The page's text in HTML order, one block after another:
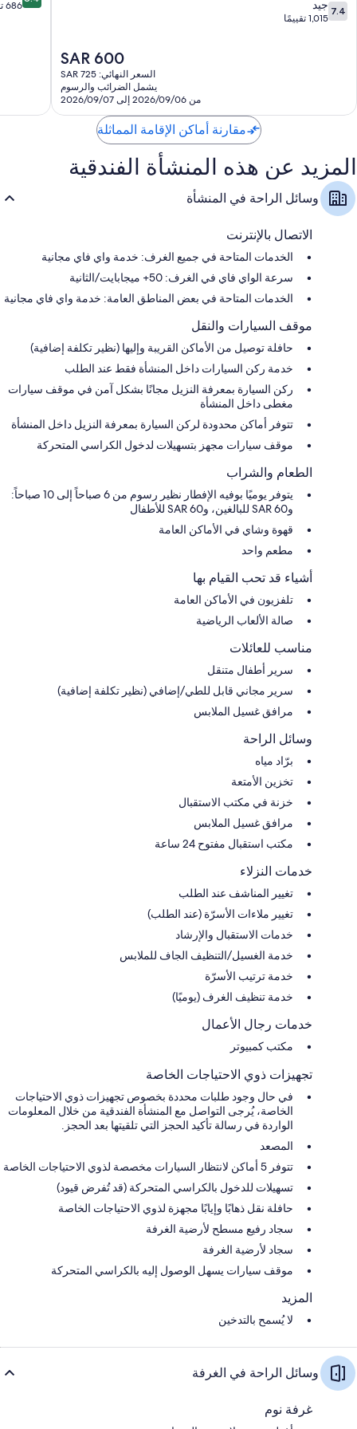
يوميًا
المدينة
المنورة
7.4
من
7.4 جيد
1,015 تقييمًا
السعر
الحالي
هو
SAR
600
SAR 600
السعر النهائي: SAR 725
يشمل الضرائب والرسوم
من 2026/09/06 إلى 2026/09/07
المنورة
من 686 تقييمًا
مقارنة أماكن الإقامة المماثلة
المزيد عن هذه المنشأة الفندقية
وسائل الراحة في المنشأة
الاتصال بالإنترنت
الخدمات المتاحة في جميع الغرف: خدمة واي فاي مجانية
سرعة الواي فاي في الغرف: 50+ ميجابايت/الثانية
الخدمات المتاحة في بعض المناطق العامة: خدمة واي فاي مجانية
موقف السيارات والنقل
حافلة توصيل من الأماكن القريبة وإليها (نظير تكلفة إضافية)
خدمة ركن السيارات داخل المنشأة فقط عند الطلب
ركن السيارة بمعرفة النزيل مجانًا بشكل آمن في موقف سيارات
مغطى داخل المنشأة
تتوفر أماكن محدودة لركن السيارة بمعرفة النزيل داخل المنشأة
موقف سيارات مجهز بتسهيلات لدخول الكراسي المتحركة
الطعام والشراب
يتوفر يوميًا بوفيه الإفطار نظير رسوم من 6 صباحاً إلى 10 صباحاً:
و60 SAR للبالغين، و60 SAR للأطفال
قهوة وشاي في الأماكن العامة
مطعم واحد
أشياء قد تحب القيام بها
تلفزيون في الأماكن العامة
صالة الألعاب الرياضية
مناسب للعائلات
سرير أطفال متنقل
سرير مجاني قابل للطي/إضافي (نظير تكلفة إضافية)
مرافق غسيل الملابس
وسائل الراحة
برّاد مياه
تخزين الأمتعة
خزنة في مكتب الاستقبال
مرافق غسيل الملابس
مكتب استقبال مفتوح 24 ساعة
خدمات النزلاء
تغيير المناشف عند الطلب
تغيير ملاءات الأسرّة (عند الطلب)
خدمات الاستقبال والإرشاد
خدمة الغسيل/التنظيف الجاف للملابس
خدمة ترتيب الأسرّة
خدمة تنظيف الغرف (يوميًا)
خدمات رجال الأعمال
مكتب كمبيوتر
تجهيزات ذوي الاحتياجات الخاصة
في حال وجود طلبات محددة بخصوص تجهيزات ذوي الاحتياجات
الخاصة، يُرجى التواصل مع المنشأة الفندقية من خلال المعلومات
الواردة في رسالة تأكيد الحجز التي تلقيتها بعد الحجز.
المصعد
تتوفر 5 أماكن لانتظار السيارات مخصصة لذوي الاحتياجات الخاصة
تسهيلات للدخول بالكراسي المتحركة (قد تُفرض قيود)
حافلة نقل ذهابًا وإيابًا مجهزة لذوي الاحتياجات الخاصة
سجاد رفيع مسطح لأرضية الغرفة
سجاد لأرضية الغرفة
موقف سيارات يسهل الوصول إليه بالكراسي المتحركة
المزيد
لا يُسمح بالتدخين
وسائل الراحة في الغرفة
غرفة نوم